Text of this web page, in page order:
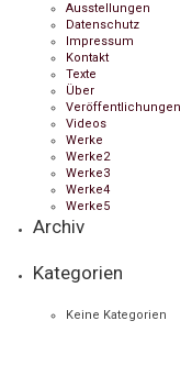
Ausstellungen
Datenschutz
Impressum
Kontakt
Texte
Über
Veröffentlichungen
Videos
Werke
Werke2
Werke3
Werke4
Werke5
Archiv
Kategorien
Keine Kategorien